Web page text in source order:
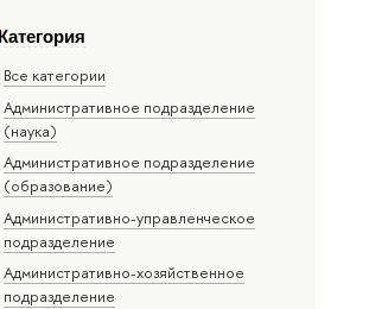
Категория
Все категории
Административное подразделение
(наука)
Административное подразделение
(образование)
Административно-управленческое
подразделение
Административно-хозяйственное
подразделение